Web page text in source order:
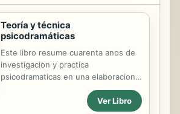
Teoría y técnica
psicodramáticas
Este libro resume cuarenta anos de
investigacion y practica
psicodramaticas en una elaboracion
que muestra una nueva perspectiva
del psicodrama a partir del primitivo
Ver Libro